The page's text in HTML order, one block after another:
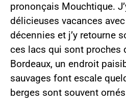
prononçais Mouchtique.
délicieuses vacances
décennies et j’y retourne
ces lacs qui sont proches
Bordeaux, un endroit
sauvages font escale
berges sont souvent